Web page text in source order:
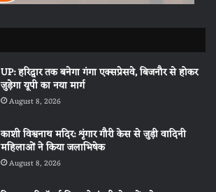
UP: हरिद्वार तक बनेगा गंगा एक्सप्रेसवे, बिजनौर से होकर
जुड़ेगा यूपी का नया मार्ग
August 8, 2026
काशी विश्वनाथ मदिर: शृंगार गौरी केस से जुड़ी वादिनी
महिलाओं ने किया जलाभिषेक
August 8, 2026